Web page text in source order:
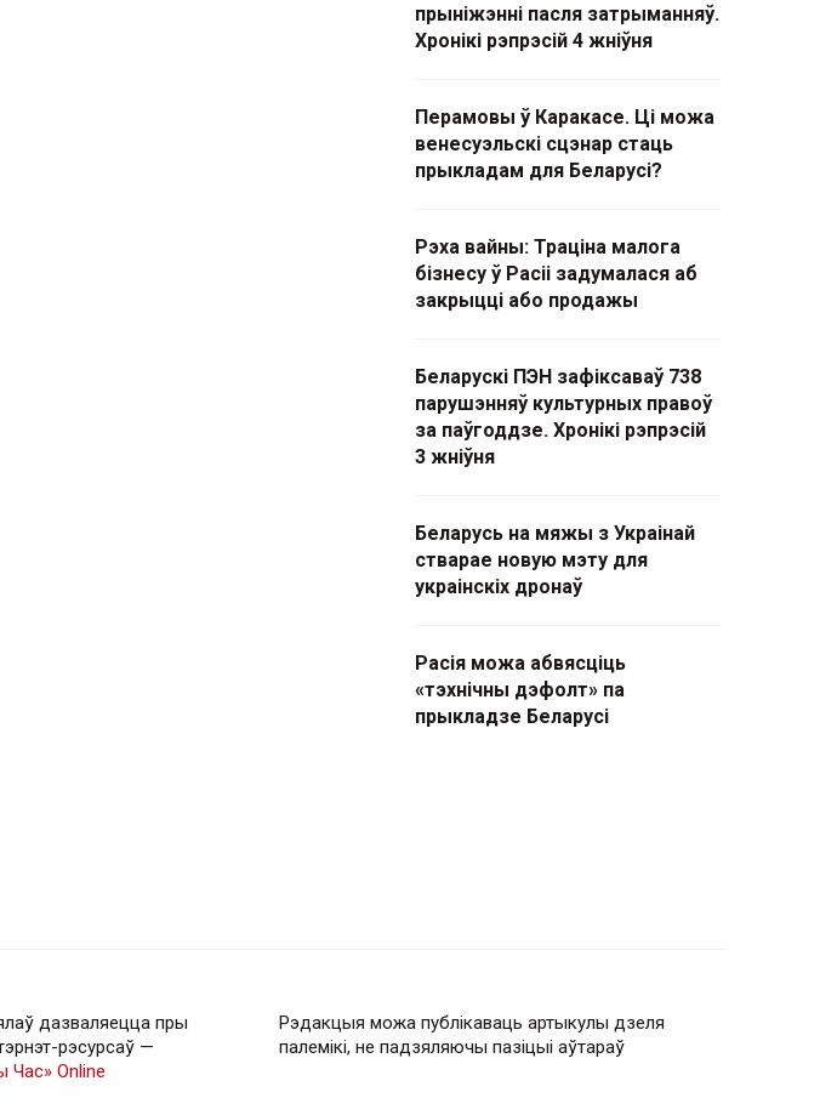
прыніжэнні пасля затрыманняў.
Хронікі рэпрэсій 4 жніўня
Перамовы ў Каракасе. Ці можа
венесуэльскі сцэнар стаць
прыкладам для Беларусі?
Рэха вайны: Траціна малога
бізнесу ў Расіі задумалася аб
закрыцці або продажы
Беларускі ПЭН зафіксаваў 738
парушэнняў культурных правоў
за паўгоддзе. Хронікі рэпрэсій
3 жніўня
Беларусь на мяжы з Украінай
стварае новую мэту для
украінскіх дронаў
Расія можа абвясціць
«тэхнічны дэфолт» па
прыкладзе Беларусі
дазваляецца пры
рэсурсаў —
Час» Online
Рэдакцыя можа публікаваць артыкулы дзеля
палемікі, не падзяляючы пазіцыі аўтараў